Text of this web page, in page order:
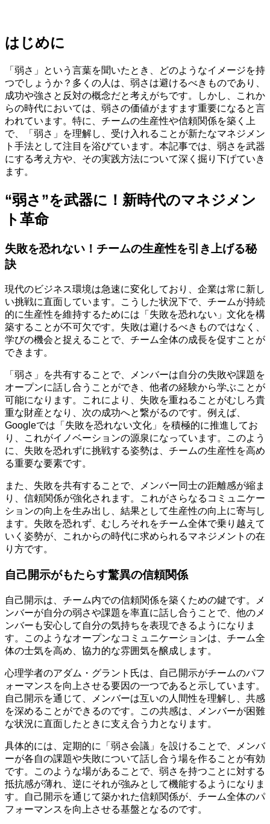
はじめに
「弱さ」という言葉を聞いたとき、どのようなイメージを持
つでしょうか？多くの人は、弱さは避けるべきものであり、
成功や強さと反対の概念だと考えがちです。しかし、これか
らの時代においては、弱さの価値がますます重要になると言
われています。特に、チームの生産性や信頼関係を築く上
で、「弱さ」を理解し、受け入れることが新たなマネジメン
ト手法として注目を浴びています。本記事では、弱さを武器
にする考え方や、その実践方法について深く掘り下げていき
ます。
“弱さ”を武器に！新時代のマネジメン
ト革命
失敗を恐れない！チームの生産性を引き上げる秘
訣
現代のビジネス環境は急速に変化しており、企業は常に新し
い挑戦に直面しています。こうした状況下で、チームが持続
的に生産性を維持するためには「失敗を恐れない」文化を構
築することが不可欠です。失敗は避けるべきものではなく、
学びの機会と捉えることで、チーム全体の成長を促すことが
できます。
「弱さ」を共有することで、メンバーは自分の失敗や課題を
オープンに話し合うことができ、他者の経験から学ぶことが
可能になります。これにより、失敗を重ねることがむしろ貴
重な財産となり、次の成功へと繋がるのです。例えば、
Googleでは「失敗を恐れない文化」を積極的に推進してお
り、これがイノベーションの源泉になっています。このよう
に、失敗を恐れずに挑戦する姿勢は、チームの生産性を高め
る重要な要素です。
また、失敗を共有することで、メンバー同士の距離感が縮ま
り、信頼関係が強化されます。これがさらなるコミュニケー
ションの向上を生み出し、結果として生産性の向上に寄与し
ます。失敗を恐れず、むしろそれをチーム全体で乗り越えて
いく姿勢が、これからの時代に求められるマネジメントの在
り方です。
自己開示がもたらす驚異の信頼関係
自己開示は、チーム内での信頼関係を築くための鍵です。メ
ンバーが自分の弱さや課題を率直に話し合うことで、他のメ
ンバーも安心して自分の気持ちを表現できるようになりま
す。このようなオープンなコミュニケーションは、チーム全
体の士気を高め、協力的な雰囲気を醸成します。
心理学者のアダム・グラント氏は、自己開示がチームのパフ
ォーマンスを向上させる要因の一つであると示しています。
自己開示を通じて、メンバーは互いの人間性を理解し、共感
を深めることができるのです。この共感は、メンバーが困難
な状況に直面したときに支え合う力となります。
具体的には、定期的に「弱さ会議」を設けることで、メンバ
ーが各自の課題や失敗について話し合う場を作ることが有効
です。このような場があることで、弱さを持つことに対する
抵抗感が薄れ、逆にそれが強みとして機能するようになりま
す。自己開示を通じて築かれた信頼関係が、チーム全体のパ
フォーマンスを向上させる基盤となるのです。